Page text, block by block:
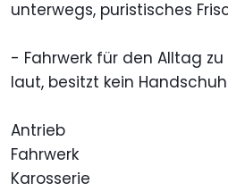
unterwegs, puristisches
- Fahrwerk für den Alltag
laut, besitzt kein
Antrieb
Fahrwerk
Karosserie